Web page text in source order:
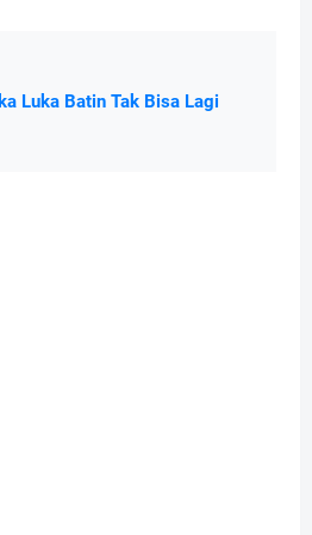
Luka Batin Tak Bisa Lagi